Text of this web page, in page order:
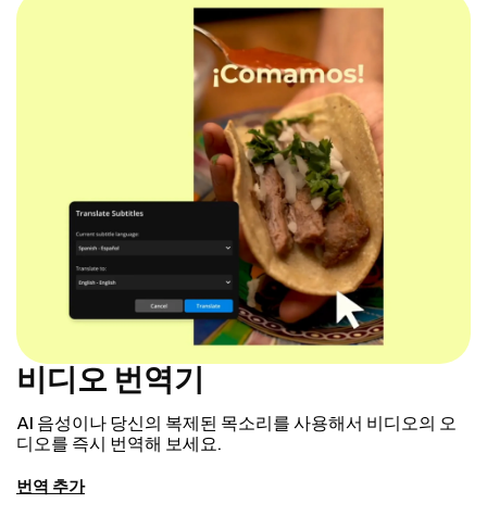
비디오 번역기
AI 음성이나 당신의 복제된 목소리를 사용해서 비디오의 오
디오를 즉시 번역해 보세요.
번역 추가